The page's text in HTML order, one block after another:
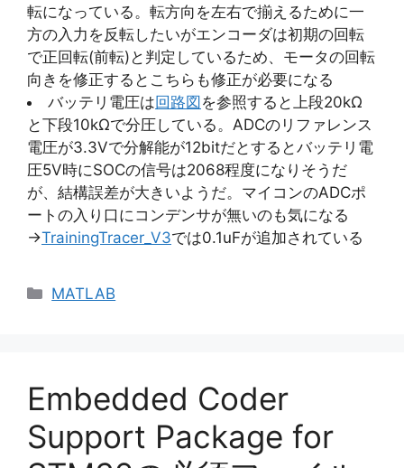
転になっている。転方向を左右で揃えるために一
方の入力を反転したいがエンコーダは初期の回転
で正回転(前転)と判定しているため、モータの回転
向きを修正するとこちらも修正が必要になる
バッテリ電圧は回路図 を参照すると上段20kΩ
と下段10kΩで分圧している。ADCのリファレンス
電圧が3.3Vで分解能が12bitだとするとバッテリ電
圧5V時にSOCの信号は2068程度になりそうだ
が、結構誤差が大きいようだ。マイコンのADCポ
ートの入り口にコンデンサが無いのも気になる
→TrainingTracer_V3では0.1uFが追加されている
カ
MATLAB
Embedded Coder
Support Package for